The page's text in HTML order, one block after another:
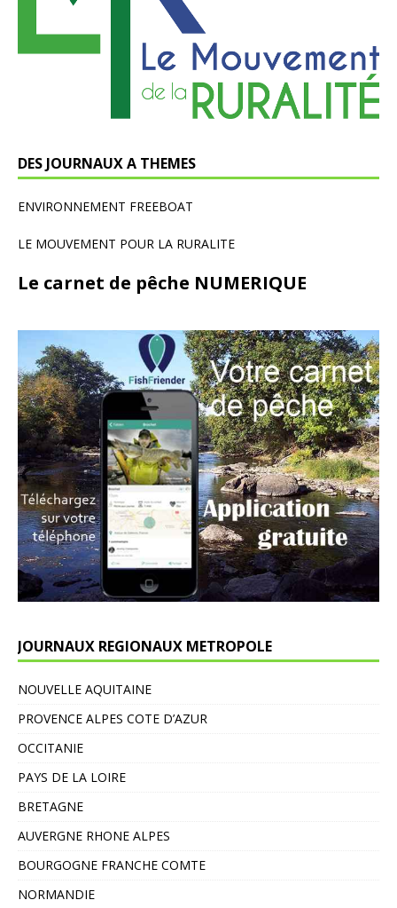
DES JOURNAUX A THEMES
ENVIRONNEMENT FREEBOAT
LE MOUVEMENT POUR LA RURALITE
Le carnet de pêche NUMERIQUE
JOURNAUX REGIONAUX METROPOLE
NOUVELLE AQUITAINE
PROVENCE ALPES COTE D’AZUR
OCCITANIE
PAYS DE LA LOIRE
BRETAGNE
AUVERGNE RHONE ALPES
BOURGOGNE FRANCHE COMTE
NORMANDIE